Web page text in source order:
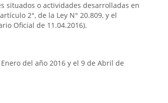
situados o actividades desarrolladas en
2°, de la Ley N° 20.809, y el
Oficial de 11.04.2016).
del año 2016 y el 9 de Abril de